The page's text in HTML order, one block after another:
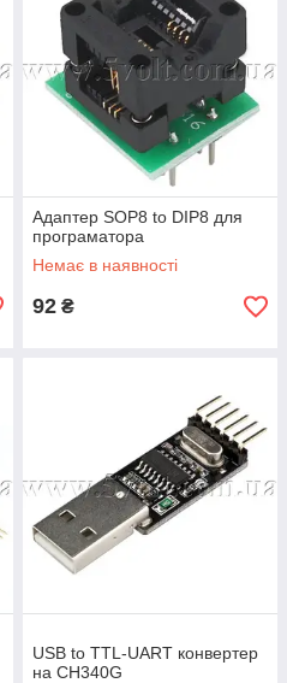
Адаптер SOP8 to DIP8 для
програматора
Немає в наявності
92 ₴
USB to TTL-UART конвертер
на CH340G